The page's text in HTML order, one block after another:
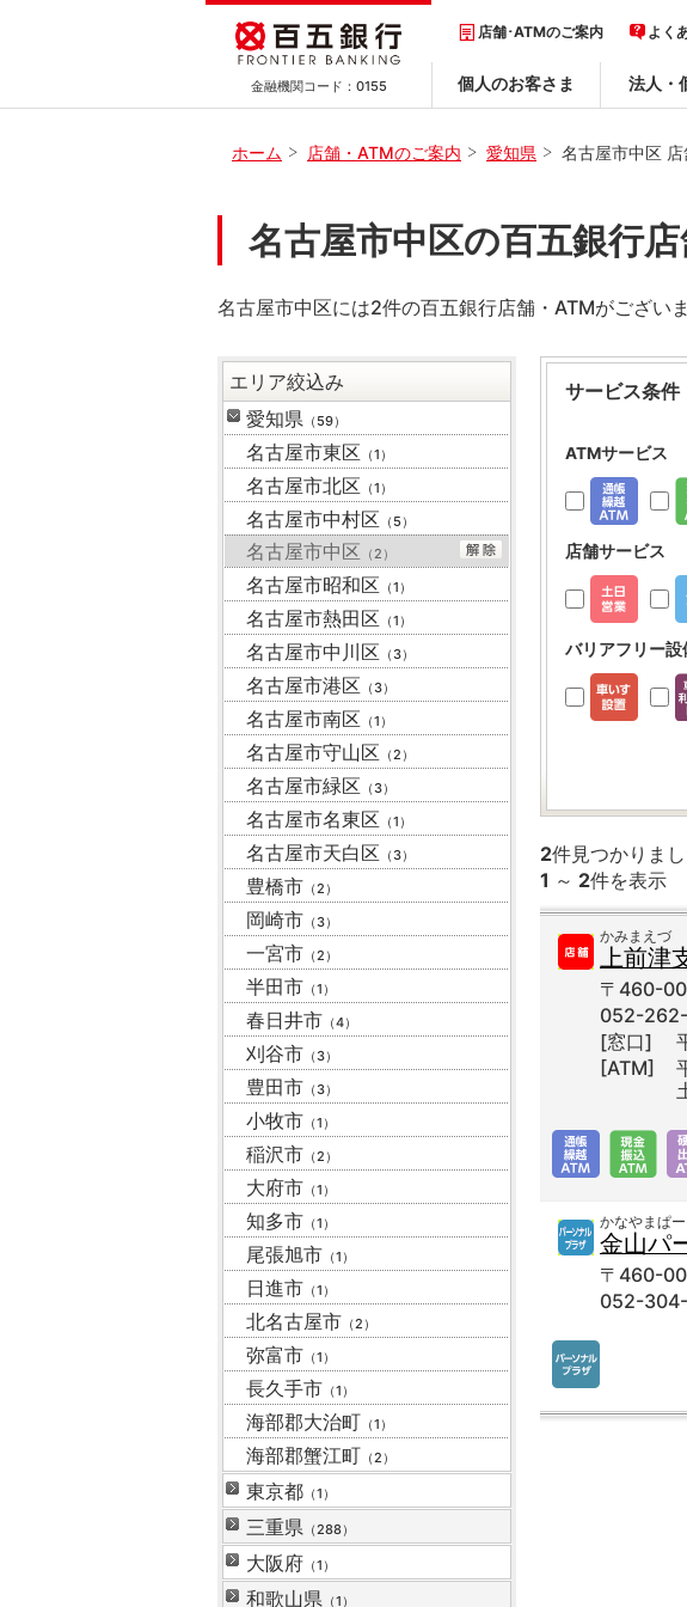
金融機関コード： 0155
店舗･ATMのご案内 よく
個人のお客さま 法人・
ホーム 店舗・ATMのご案内 愛知県 名古屋市中区
名古屋市中区の百五銀行
名古屋市中区には2件の百五銀行店舗・ATMがござい
サービス条件
ATMサービス
店舗サービス
バリアフリー設
2件見つかりま
1 ～ 2件を表示
かみまえづ
上前津
〒460-
052-
[窓口]
[ATM]
かなやまぱ
金山パ
〒460-
052-
エリア絞込み
愛知県 （59）
名古屋市東区 （1）
名古屋市北区 （1）
名古屋市中村区 （5）
名古屋市中区 （2）
名古屋市昭和区 （1）
名古屋市熱田区 （1）
名古屋市中川区 （3）
名古屋市港区 （3）
名古屋市南区 （1）
名古屋市守山区 （2）
名古屋市緑区 （3）
名古屋市名東区 （1）
名古屋市天白区 （3）
豊橋市 （2）
岡崎市 （3）
一宮市 （2）
半田市 （1）
春日井市 （4）
刈谷市 （3）
豊田市 （3）
小牧市 （1）
稲沢市 （2）
大府市 （1）
知多市 （1）
尾張旭市 （1）
日進市 （1）
北名古屋市 （2）
弥富市 （1）
長久手市 （1）
海部郡大治町 （1）
海部郡蟹江町 （2）
東京都 （1）
三重県 （288）
大阪府 （1）
和歌山県 （1）